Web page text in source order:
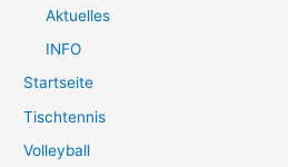
Aktuelles
INFO
Startseite
Tischtennis
Volleyball